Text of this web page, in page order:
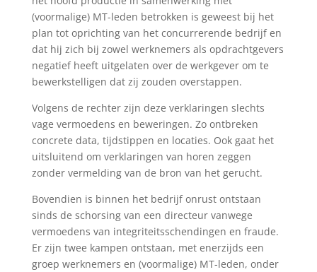
(voormalige) MT-leden betrokken is geweest bij het
plan tot oprichting van het concurrerende bedrijf en
dat hij zich bij zowel werknemers als opdrachtgevers
negatief heeft uitgelaten over de werkgever om te
bewerkstelligen dat zij zouden overstappen.
Volgens de rechter zijn deze verklaringen slechts
vage vermoedens en beweringen. Zo ontbreken
concrete data, tijdstippen en locaties. Ook gaat het
uitsluitend om verklaringen van horen zeggen
zonder vermelding van de bron van het gerucht.
Bovendien is binnen het bedrijf onrust ontstaan
sinds de schorsing van een directeur vanwege
vermoedens van integriteitsschendingen en fraude.
Er zijn twee kampen ontstaan, met enerzijds een
groep werknemers en (voormalige) MT-leden, onder